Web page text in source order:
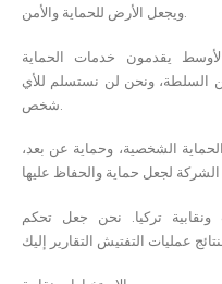
ويجعل الأرض للحماية والأمن.
وسط يقدمون خدمات الحماية
السلطة، ونحن لن نستسلم للأي
شخص.
الشخصية، وحماية عن بعد،
تركيا. نحن جعل تحكم